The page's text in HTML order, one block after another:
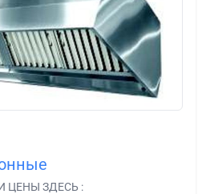
ЦЕНЫ ЗДЕСЬ :